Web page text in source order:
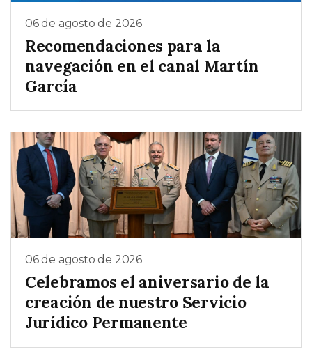
06 de agosto de 2026
Recomendaciones para la
navegación en el canal Martín
García
06 de agosto de 2026
Celebramos el aniversario de la
creación de nuestro Servicio
Jurídico Permanente